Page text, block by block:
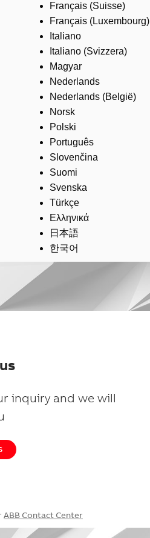
Français (Suisse)
Français (Luxembourg)
Italiano
Italiano (Svizzera)
Magyar
Nederlands
Nederlands (België)
Norsk
Polski
Português
Slovenčina
Suomi
Svenska
Türkçe
Ελληνικά
日本語
한국어
inquiry and we will
ABB Contact Center